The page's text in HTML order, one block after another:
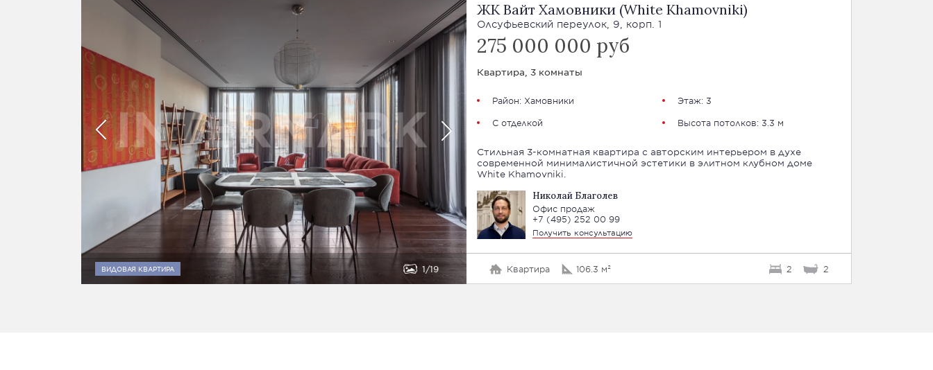
ВИДОВАЯ КВАРТИРА 1 19
ЖК Вайт Хамовники (White Khamovniki)
Олсуфьевский переулок, 9, корп. 1
275 000 000 руб
Квартира, 3 комнаты
Район: Хамовники
Этаж: 3
С отделкой
Высота потолков: 3.3 м
Стильная 3-комнатная квартира с авторским интерьером в духе
современной минималистичной эстетики в элитном клубном доме
White Khamovniki.
Николай Благолев
Офис продаж
+7 (495) 252 00 99
Получить консультацию
Квартира 106.3 м² 2 2